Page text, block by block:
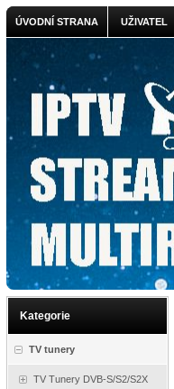
ÚVODNÍ STRANA UŽIVATEL
Kategorie
TV tunery
TV Tunery DVB-S/S2/S2X